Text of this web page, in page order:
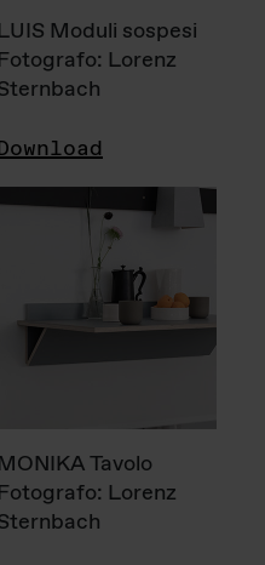
LUIS Moduli sospesi
Fotografo: Lorenz
MONIKA Tavolo
Fotografo: Lorenz